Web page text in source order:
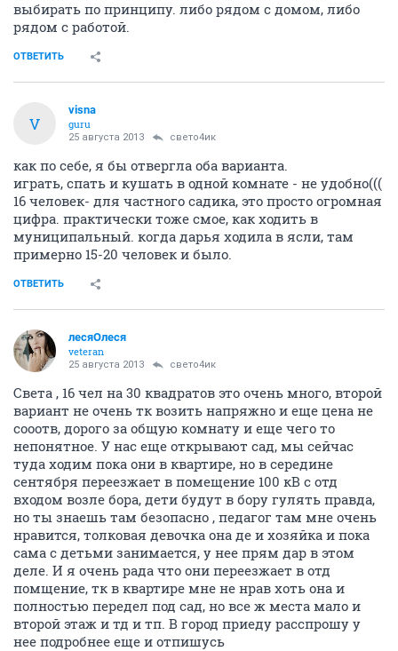
выбирать по принципу. либо рядом с домом, либо
рядом с работой.
ОТВЕТИТЬ
V
visna
guru
25 августа 2013 свето4ик
как по себе, я бы отвергла оба варианта.
играть, спать и кушать в одной комнате - не удобно(((
16 человек- для частного садика, это просто огромная
цифра. практически тоже смое, как ходить в
муниципальный. когда дарья ходила в ясли, там
примерно 15-20 человек и было.
ОТВЕТИТЬ
лесяОлеся
veteran
25 августа 2013 свето4ик
Света , 16 чел на 30 квадратов это очень много, второй
вариант не очень тк возить напряжно и еще цена не
сооотв, дорого за общую комнату и еще чего то
непонятное. У нас еще открывают сад, мы сейчас
туда ходим пока они в квартире, но в середине
сентября переезжает в помещение 100 кВ с отд
входом возле бора, дети будут в бору гулять правда,
но ты знаешь там безопасно , педагог там мне очень
нравится, толковая девочка она де и хозяйка и пока
сама с детьми занимается, у нее прям дар в этом
деле. И я очень рада что они переезжает в отд
помщение, тк в квартире мне не нрав хоть она и
полностью передел под сад, но все ж места мало и
второй этаж и тд и тп. В город приеду расспрошу у
нее подробнее еще и отпишусь